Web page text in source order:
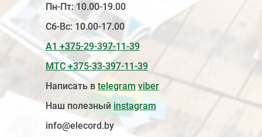
Пн-Пт: 10.00-19.00
Сб-Вс: 10.00-17.00
А1 +375-29-397-11-39
МТС +375-33-397-11-39
Написать в telegram viber
Наш полезный instagram
info@elecord.by